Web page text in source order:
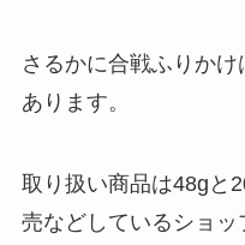
さるかに合戦ふりか
あります。
取り扱い商品は48gと
売などしているショッ